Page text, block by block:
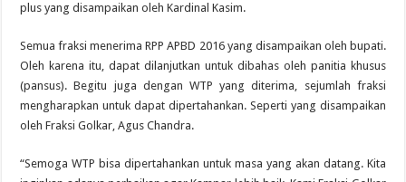
plus yang disampaikan oleh Kardinal Kasim.
Semua fraksi menerima RPP APBD 2016 yang disampaikan oleh bupati.
Oleh karena itu, dapat dilanjutkan untuk dibahas oleh panitia khusus
(pansus). Begitu juga dengan WTP yang diterima, sejumlah fraksi
mengharapkan untuk dapat dipertahankan. Seperti yang disampaikan
oleh Fraksi Golkar, Agus Chandra.
“Semoga WTP bisa dipertahankan untuk masa yang akan datang. Kita